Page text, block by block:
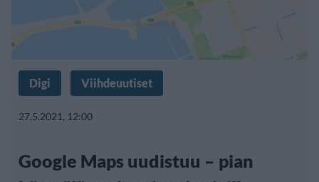
Digi Viihdeuutiset
27.5.2021, 12:00
Google Maps uudistuu – pian